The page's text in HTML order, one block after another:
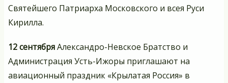
Святейшего Патриарха Московского и всея Руси
Кирилла.
12 сентябряАлександро-Невское Братство и
Администрация Усть-Ижоры приглашают на
авиационный праздник «Крылатая Россия» в